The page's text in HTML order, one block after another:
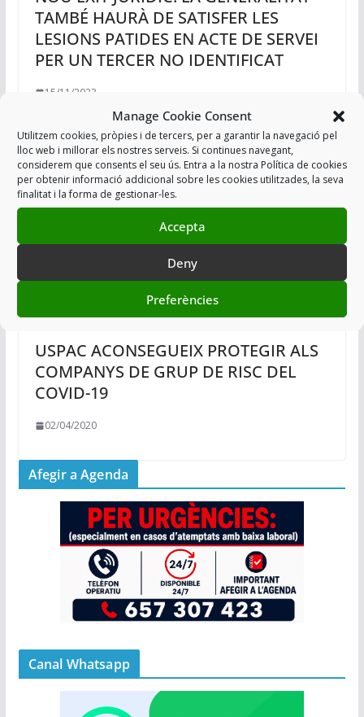
Manage Cookie Consent
Utilitzem cookies, pròpies i de tercers, per a garantir la navegació pel
lloc web i millorar els nostres serveis. Si continues navegant,
considerem que consents el seu ús. Entra a la nostra Política de cookies
per obtenir informació addicional sobre les cookies utilitzades, la seva
finalitat i la forma de gestionar-les.
Accepta
Deny
Preferències
TAMBÉ HAURÀ DE SATISFER LES
LESIONS PATIDES EN ACTE DE SERVEI
PER UN TERCER NO IDENTIFICAT
15/11/2023
USPAC ACONSEGUEIX PROTEGIR ALS
COMPANYS DE GRUP DE RISC DEL
COVID-19
02/04/2020
Afegir a Agenda
Canal Whatsapp